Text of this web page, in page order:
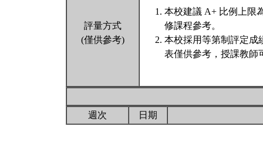
評量方式
(僅供參考)
本校建議 A+ 比例上限
修課程參考。
本校採用等第制評定成
表僅供參考，授課教師
週次 日期